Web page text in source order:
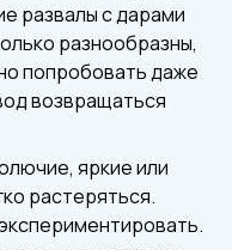
развалы с дарами
разнообразны,
попробовать даже
возвращаться
яркие или
растеряться.